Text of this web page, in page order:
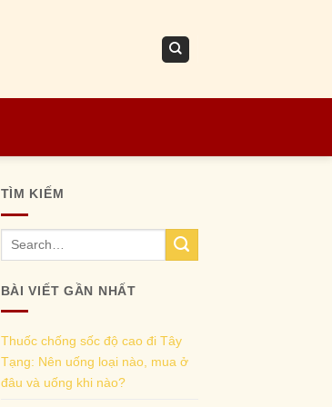
TÌM KIẾM
BÀI VIẾT GẦN NHẤT
Thuốc chống sốc độ cao đi Tây
Tạng: Nên uống loại nào, mua ở
đâu và uống khi nào?